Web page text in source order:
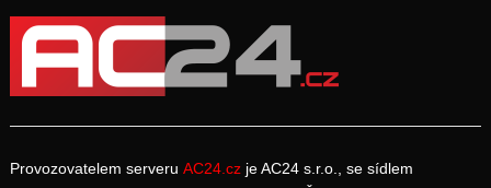
Provozovatelem serveru AC24.cz je AC24 s.r.o., se sídlem